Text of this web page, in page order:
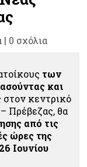
| 0 σχόλια
των
και
στον κεντρικό
Πρέβεζας, θα
από τις
ώρες της
Ιουνίου